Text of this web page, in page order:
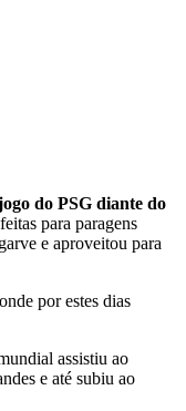
do PSG diante do
para paragens
e aproveitou para
por estes dias
assistiu ao
e até subiu ao